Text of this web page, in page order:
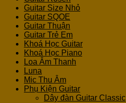
Guitar Size Nhỏ
Guitar SQOE
Guitar Thuận
Guitar Trẻ Em
Khoá Học Guitar
Khoá Học Piano
Loa Âm Thanh
Luna
Mic Thu Âm
Phụ Kiện Guitar
Dây đàn Guitar Classic